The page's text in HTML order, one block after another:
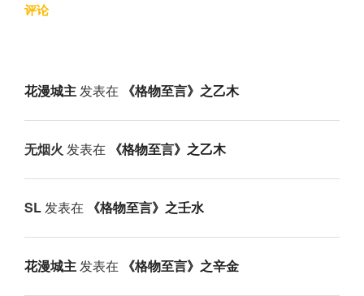
评论
花漫城主发表在 《格物至言》之乙木
无烟火 发表在 《格物至言》之乙木
SL发表在 《格物至言》之壬水
花漫城主发表在 《格物至言》之辛金